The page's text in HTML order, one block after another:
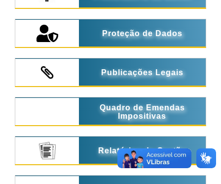
Proteção de Dados
Publicações Legais
Quadro de Emendas
Impositivas
Relatórios de Gestão